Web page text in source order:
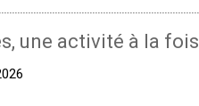
une activité à la fois